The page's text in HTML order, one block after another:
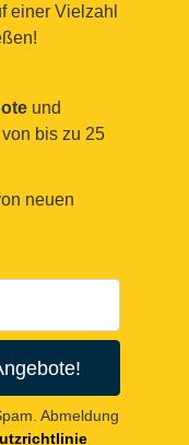
einer Vielzahl
und
bis zu 25
neuen
Abmeldung